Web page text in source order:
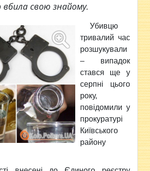
вбила свою знайому.
Убивцю
тривалий час
розшукували
– випадок
стався ще у
серпні цього
року,
повідомили у
прокуратурі
Київського
району